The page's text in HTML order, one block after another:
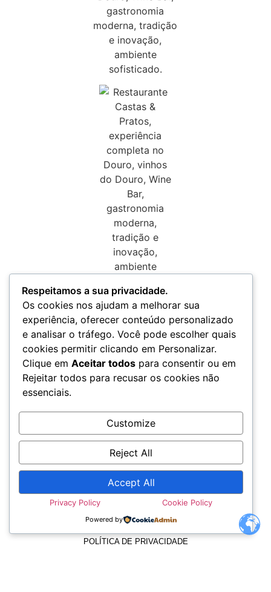
TERMOS E CONDIÇÕES
POLÍTICA DE PRIVACIDADE
Respeitamos a sua privacidade.
Os cookies nos ajudam a melhorar sua
experiência, oferecer conteúdo personalizado
e analisar o tráfego. Você pode escolher quais
cookies permitir clicando em Personalizar.
Clique em Aceitar todos para consentir ou em
Rejeitar todos para recusar os cookies não
essenciais.
Customize
Reject All
Accept All
Privacy Policy Cookie Policy
Powered by